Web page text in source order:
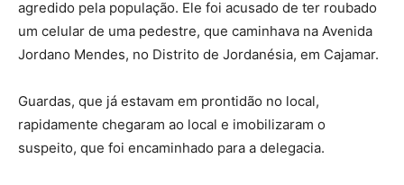
agredido pela população. Ele foi acusado de ter roubado
um celular de uma pedestre, que caminhava na Avenida
Jordano Mendes, no Distrito de Jordanésia, em Cajamar.
Guardas, que já estavam em prontidão no local,
rapidamente chegaram ao local e imobilizaram o
suspeito, que foi encaminhado para a delegacia.